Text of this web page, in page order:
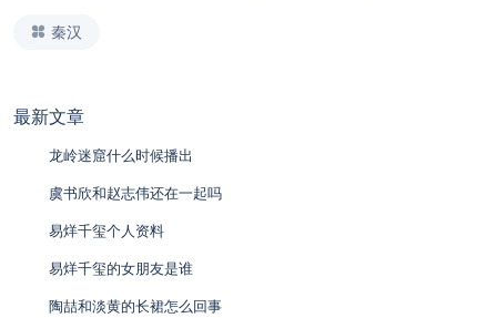
秦汉
最新文章
龙岭迷窟什么时候播出
虞书欣和赵志伟还在一起吗
易烊千玺个人资料
易烊千玺的女朋友是谁
陶喆和淡黄的长裙怎么回事